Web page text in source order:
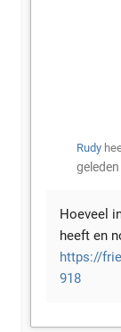
Rudy
geleden
Hoeveel
heeft en
https://
918